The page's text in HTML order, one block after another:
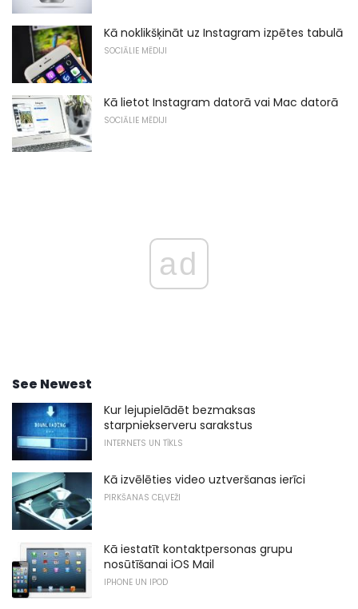
Kā noklikšķināt uz Instagram izpētes tabulā
SOCIĀLIE MĒDIJI
Kā lietot Instagram datorā vai Mac datorā
SOCIĀLIE MĒDIJI
ad
See Newest
Kur lejupielādēt bezmaksas
starpniekserveru sarakstus
INTERNETS UN TĪKLS
Kā izvēlēties video uztveršanas ierīci
PIRKŠANAS CEĻVEŽI
Kā iestatīt kontaktpersonas grupu
nosūtīšanai iOS Mail
IPHONE UN IPOD